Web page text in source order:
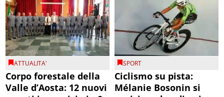
ATTUALITA'
Corpo forestale della
Valle d’Aosta: 12 nuovi
SPORT
Ciclismo su pista:
Mélanie Bosonin si